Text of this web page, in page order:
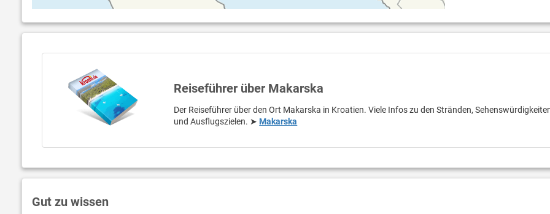
Reiseführer über Makarska
Der Reiseführer über den Ort Makarska in Kroatien. Viele Infos zu den Stränden,
und Ausflugszielen. ➤ Makarska
Gut zu wissen